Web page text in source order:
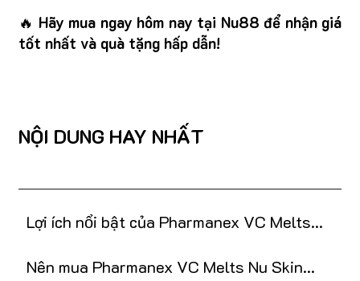
🔥 Hãy mua ngay hôm nay tại Nu88 để nhận giá
tốt nhất và quà tặng hấp dẫn!
NỘI DUNG HAY NHẤT
Lợi ích nổi bật của Pharmanex VC Melts
Nên mua Pharmanex VC Melts Nu Skin